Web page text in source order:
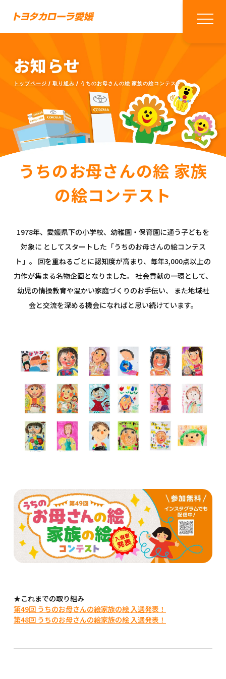
お知らせ
トップページ 取り組み うちのお母さんの絵 家族の絵コンテスト
うちのお母さんの絵 家族
の絵コンテスト
1978年、愛媛県下の小学校、幼稚園・保育園に通う子どもを
対象に としてスタートした「うちのお母さんの絵コンテス
ト」。 回を重ねるごとに認知度が高まり、毎年3,000点以上の
力作が集まる名物企画となりました。 社会貢献の一環として、
幼児の情操教育や温かい家庭づくりのお手伝い、 また地域社
会と交流を深める機会になればと思い続けています。
★これまでの取り組み
第49回 うちのお母さんの絵家族の絵 入選発表！
第48回 うちのお母さんの絵家族の絵 入選発表！